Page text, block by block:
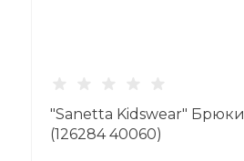
"Sanetta Kidswear" Брюки
(126284 40060)